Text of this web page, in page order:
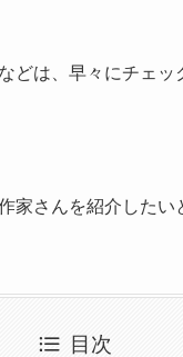
どは、早々にチェ
家さんを紹介したい
目次